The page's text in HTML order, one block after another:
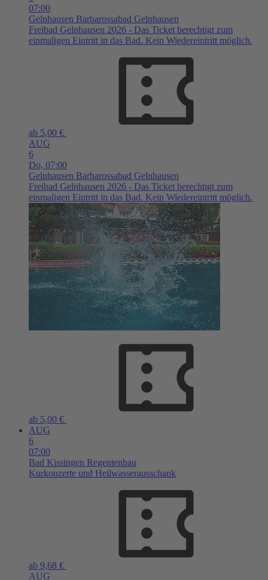
07:00
Gelnhausen Barbarossabad Gelnhausen
Freibad Gelnhausen 2026 - Das Ticket berechtigt zum
einmaligen Eintritt in das Bad. Kein Wiedereintritt möglich.
ab 5,00 €
AUG
6
Do, 07:00
Gelnhausen Barbarossabad Gelnhausen
Freibad Gelnhausen 2026 - Das Ticket berechtigt zum
einmaligen Eintritt in das Bad. Kein Wiedereintritt möglich.
ab 5,00 €
AUG
6
07:00
Bad Kissingen Regentenbau
Kurkonzerte und Heilwasserausschank
ab 9,68 €
AUG